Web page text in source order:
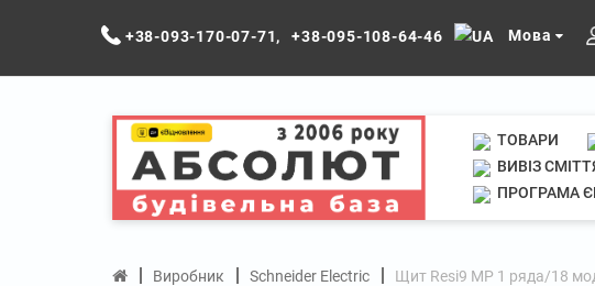
+38-093-170-07-71, +38-095-108-64-46 Мова
ТОВАРИ
ВИВІЗ
ПРОГРАМА
Виробник Schneider Electric Щит Resi9 MP 1 ряда/18